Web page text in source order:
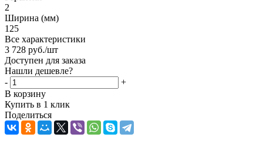
2
Ширина (мм)
125
Все характеристики
3 728 руб./шт
Доступен для заказа
Нашли дешевле?
-
+
В корзину
Купить в 1 клик
Поделиться